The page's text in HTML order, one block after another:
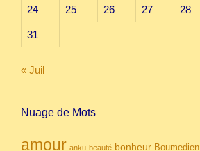
24 25 26 27 28
31
« Juil
Nuage de Mots
amour anku beauté bonheur Boumedien